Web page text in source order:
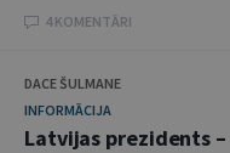
4 KOMENTĀRI
DACE ŠULMANE
INFORMĀCIJA
Latvijas prezidents